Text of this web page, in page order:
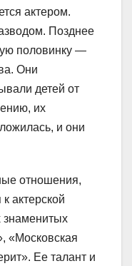
актером.
Позднее
половинку —
Они
детей от
их
и они
отношения,
актерской
знаменитых
«Московская
Ее талант и